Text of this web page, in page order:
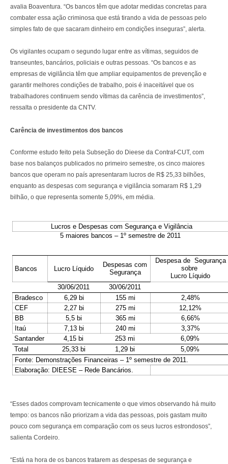
avalia Boaventura. “Os bancos têm que adotar medidas concretas para
combater essa ação criminosa que está tirando a vida de pessoas pelo
simples fato de que sacaram dinheiro em condições inseguras”, alerta.
Os vigilantes ocupam o segundo lugar entre as vítimas, seguidos de
transeuntes, bancários, policiais e outras pessoas. “Os bancos e as
empresas de vigilância têm que ampliar equipamentos de prevenção e
garantir melhores condições de trabalho, pois é inaceitável que os
trabalhadores continuem sendo vítimas da carência de investimentos”,
ressalta o presidente da CNTV.
Carência de investimentos dos bancos
Conforme estudo feito pela Subseção do Dieese da Contraf-CUT, com
base nos balanços publicados no primeiro semestre, os cinco maiores
bancos que operam no país apresentaram lucros de R$ 25,33 bilhões,
enquanto as despesas com segurança e vigilância somaram R$ 1,29
bilhão, o que representa somente 5,09%, em média.
Lucros e Despesas com Segurança e Vigilância
5 maiores bancos – 1º semestre de 2011
Bancos Lucro Líquido
Despesas com
Segurança
Despesa de Segurança
sobre
Lucro Líquido
30/06/2011
30/06/2011
Bradesco
6,29 bi 155 mi
2,48%
CEF
2,27 bi 275 mi
12,12%
BB
5,5 bi 365 mi
6,66%
Itaú
7,13 bi 240 mi
3,37%
Santander
4,15 bi 253 mi
6,09%
Total
25,33 bi 1,29 bi
5,09%
Fonte: Demonstrações Financeiras – 1º semestre de 2011.
Elaboração: DIEESE – Rede Bancários.
“Esses dados comprovam tecnicamente o que vimos observando há muito
tempo: os bancos não priorizam a vida das pessoas, pois gastam muito
pouco com segurança em comparação com os seus lucros estrondosos”,
salienta Cordeiro.
“Está na hora de os bancos tratarem as despesas de segurança e